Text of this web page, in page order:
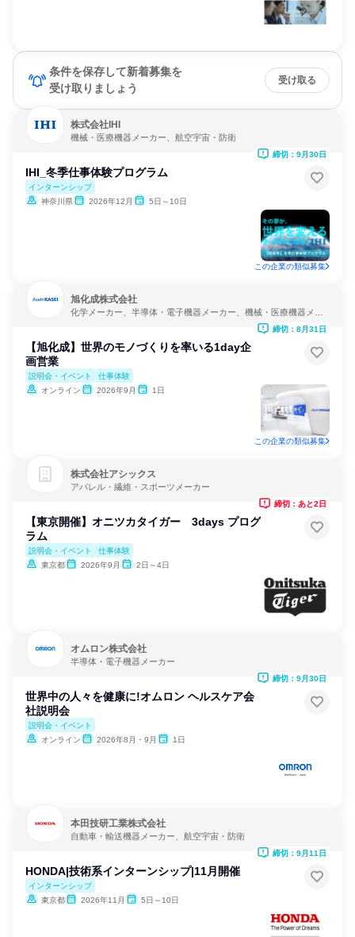
条件を保存して新着募集を
受け取りましょう
受け取る
株式会社IHI
機械・医療機器メーカー、航空宇宙・防衛
IHI_冬季仕事体験プログラム
インターンシップ
神奈川県
2026年12月 5日～10日
締切：9月30日
この企業の類似募集
旭化成株式会社
化学メーカー、半導体・電子機器メーカー、機械・医療機器メー
【旭化成】世界のモノづくりを率いる1day企
画営業
説明会・イベント
仕事体験
オンライン
2026年9月 1日
締切：8月31日
この企業の類似募集
株式会社アシックス
アパレル・繊維・スポーツメーカー
【東京開催】オニツカタイガー 3days プログ
ラム
説明会・イベント
仕事体験
東京都
2026年9月 2日～4日
締切：あと2日
オムロン株式会社
半導体・電子機器メーカー
世界中の人々を健康に!オムロン ヘルスケア会
社説明会
説明会・イベント
オンライン
2026年8月・9月 1日
締切：9月30日
本田技研工業株式会社
自動車・輸送機器メーカー、航空宇宙・防衛
HONDA|技術系インターンシップ|11月開催
インターンシップ
東京都
2026年11月 5日～10日
締切：9月11日